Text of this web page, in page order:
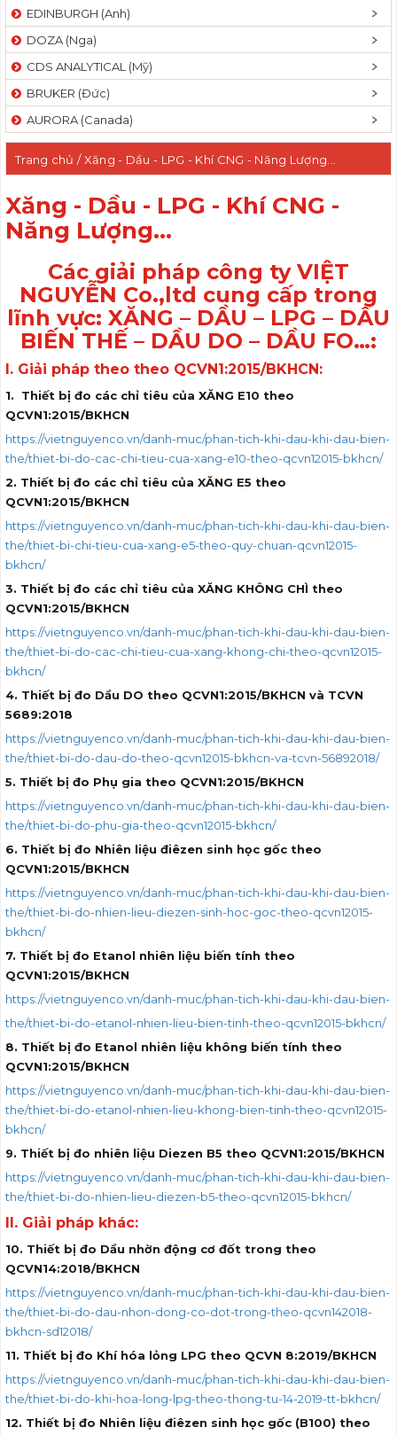
EDINBURGH (Anh)
DOZA (Nga)
CDS ANALYTICAL (Mỹ)
BRUKER (Đức)
AURORA (Canada)
Trang chủ / Xăng - Dầu - LPG - Khí CNG - Năng Lượng...
Xăng - Dầu - LPG - Khí CNG -
Năng Lượng...
Các giải pháp công ty VIỆT
NGUYỄN Co.,ltd cung cấp trong
lĩnh vực: XĂNG – DẦU – LPG – DẦU
BIẾN THẾ – DẦU DO – DẦU FO…:
I. Giải pháp theo theo QCVN1:2015/BKHCN:
1. Thiết bị đo các chỉ tiêu của XĂNG E10 theo
QCVN1:2015/BKHCN
https://vietnguyenco.vn/danh-muc/phan-tich-khi-dau-khi-dau-bien-
the/thiet-bi-do-cac-chi-tieu-cua-xang-e10-theo-qcvn12015-bkhcn/
2. Thiết bị đo các chỉ tiêu của XĂNG E5 theo
QCVN1:2015/BKHCN
https://vietnguyenco.vn/danh-muc/phan-tich-khi-dau-khi-dau-bien-
the/thiet-bi-chi-tieu-cua-xang-e5-theo-quy-chuan-qcvn12015-
bkhcn/
3. Thiết bị đo các chỉ tiêu của XĂNG KHÔNG CHÌ theo
QCVN1:2015/BKHCN
https://vietnguyenco.vn/danh-muc/phan-tich-khi-dau-khi-dau-bien-
the/thiet-bi-do-cac-chi-tieu-cua-xang-khong-chi-theo-qcvn12015-
bkhcn/
4. Thiết bị đo Dầu DO theo QCVN1:2015/BKHCN và TCVN
5689:2018
https://vietnguyenco.vn/danh-muc/phan-tich-khi-dau-khi-dau-bien-
the/thiet-bi-do-dau-do-theo-qcvn12015-bkhcn-va-tcvn-56892018/
5. Thiết bị đo Phụ gia theo QCVN1:2015/BKHCN
https://vietnguyenco.vn/danh-muc/phan-tich-khi-dau-khi-dau-bien-
the/thiet-bi-do-phu-gia-theo-qcvn12015-bkhcn/
6. Thiết bị đo Nhiên liệu điêzen sinh học gốc theo
QCVN1:2015/BKHCN
https://vietnguyenco.vn/danh-muc/phan-tich-khi-dau-khi-dau-bien-
the/thiet-bi-do-nhien-lieu-diezen-sinh-hoc-goc-theo-qcvn12015-
bkhcn/
7. Thiết bị đo Etanol nhiên liệu biến tính theo
QCVN1:2015/BKHCN
https://vietnguyenco.vn/danh-muc/phan-tich-khi-dau-khi-dau-bien-
the/thiet-bi-do-etanol-nhien-lieu-bien-tinh-theo-qcvn12015-bkhcn/
8. Thiết bị đo Etanol nhiên liệu không biến tính theo
QCVN1:2015/BKHCN
https://vietnguyenco.vn/danh-muc/phan-tich-khi-dau-khi-dau-bien-
the/thiet-bi-do-etanol-nhien-lieu-khong-bien-tinh-theo-qcvn12015-
bkhcn/
9. Thiết bị đo nhiên liệu Diezen B5 theo QCVN1:2015/BKHCN
https://vietnguyenco.vn/danh-muc/phan-tich-khi-dau-khi-dau-bien-
the/thiet-bi-do-nhien-lieu-diezen-b5-theo-qcvn12015-bkhcn/
II. Giải pháp khác:
10. Thiết bị đo Dầu nhờn động cơ đốt trong theo
QCVN14:2018/BKHCN
https://vietnguyenco.vn/danh-muc/phan-tich-khi-dau-khi-dau-bien-
the/thiet-bi-do-dau-nhon-dong-co-dot-trong-theo-qcvn142018-
bkhcn-sd12018/
11. Thiết bị đo Khí hóa lỏng LPG theo QCVN 8:2019/BKHCN
https://vietnguyenco.vn/danh-muc/phan-tich-khi-dau-khi-dau-bien-
the/thiet-bi-do-khi-hoa-long-lpg-theo-thong-tu-14-2019-tt-bkhcn/
12. Thiết bị đo Nhiên liệu điêzen sinh học gốc (B100) theo